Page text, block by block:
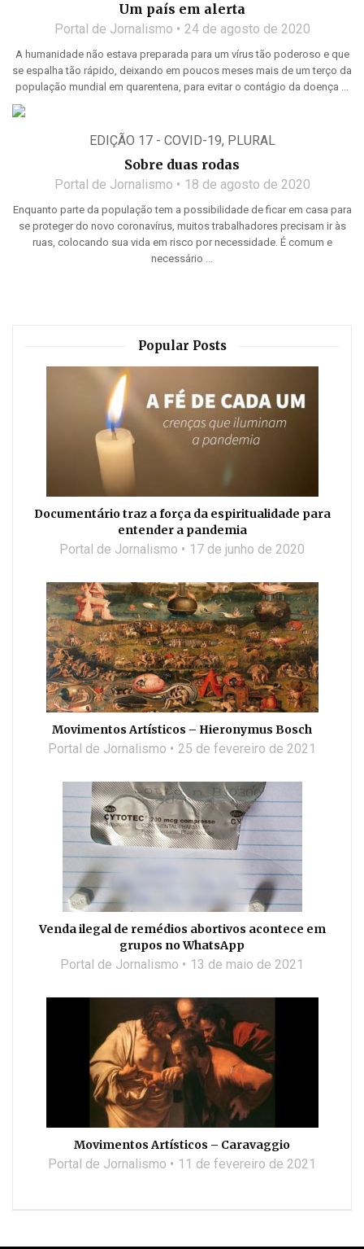
Um país em alerta
Portal de Jornalismo 24 de agosto de 2020
A humanidade não estava preparada para um vírus tão poderoso e que
se espalha tão rápido, deixando em poucos meses mais de um terço da
população mundial em quarentena, para evitar o contágio da doença ...
EDIÇÃO 17 - COVID-19, PLURAL
Sobre duas rodas
Portal de Jornalismo 18 de agosto de 2020
Enquanto parte da população tem a possibilidade de ficar em casa para
se proteger do novo coronavírus, muitos trabalhadores precisam ir às
ruas, colocando sua vida em risco por necessidade. É comum e
necessário ...
Popular Posts
Documentário traz a força da espiritualidade para
entender a pandemia
Portal de Jornalismo 17 de junho de 2020
Movimentos Artísticos – Hieronymus Bosch
Portal de Jornalismo 25 de fevereiro de 2021
Venda ilegal de remédios abortivos acontece em
grupos no WhatsApp
Portal de Jornalismo 13 de maio de 2021
Movimentos Artísticos – Caravaggio
Portal de Jornalismo 11 de fevereiro de 2021